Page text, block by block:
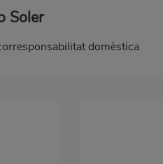
Soler
domèstica